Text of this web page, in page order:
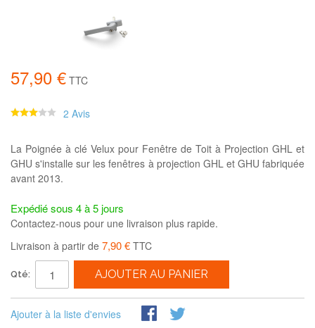
57,90 € TTC
2 Avis
La Poignée à clé Velux pour Fenêtre de Toit à Projection GHL et
GHU s'installe sur les fenêtres à projection GHL et GHU fabriquée
avant 2013.
Expédié sous 4 à 5 jours
Contactez-nous pour une livraison plus rapide.
Livraison à partir de 7,90 € TTC
Qté: AJOUTER AU PANIER
Ajouter à la liste d'envies